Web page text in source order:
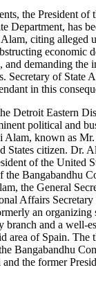
the President of
Department, has
citing alleged
economic
and demanding the
Secretary of State
in this
Detroit Eastern
political and
Alam, known as
States citizen. Dr.
of the United
the Bangabandhu
the General
Affairs
an organizing
and a well-
area of Spain. The
Bangabandhu
the former